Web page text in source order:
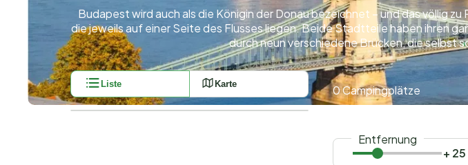
Budapest wird auch als die Königin der Donau bezeichnet – und das völlig
die jeweils auf einer Seite des Flusses liegen. Beide Stadtteile haben ihren
durch neun verschiedene Brücken, die selbst
Liste Karte 0 Campingplätze
Entfernung
+